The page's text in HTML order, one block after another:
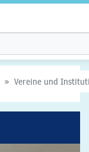
Vereine und